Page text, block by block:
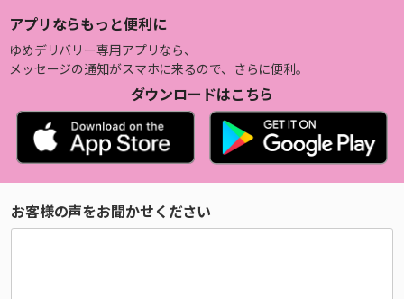
アプリならもっと便利に
ゆめデリバリー専用アプリなら、
メッセージの通知がスマホに来るので、さらに便利。
ダウンロードはこちら
お客様の声をお聞かせください